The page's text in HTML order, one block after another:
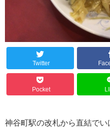
Twitter
Pocket
神谷町駅の改札から直結で